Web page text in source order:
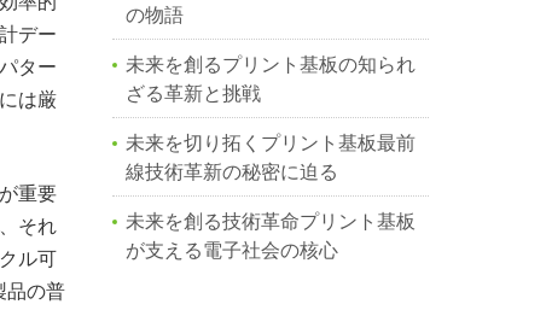
デー
ター
は厳
重要
それ
ル可
品の普
の物語
未来を創るプリント基板の知られ
ざる革新と挑戦
未来を切り拓くプリント基板最前
線技術革新の秘密に迫る
未来を創る技術革命プリント基板
が支える電子社会の核心